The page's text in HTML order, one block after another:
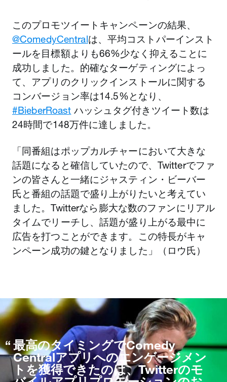
このプロモツイートキャンペーンの結果、
@ComedyCentralは、平均コストパーインスト
ールを目標額よりも66%少なく抑えることに
成功しました。的確なターゲティングによっ
て、アプリのクリックインストールに関する
コンバージョン率は14.5%となり、
#BieberRoast ハッシュタグ付きツイート数は
24時間で148万件に達しました。
「同番組はポップカルチャーにおいて大きな
話題になると確信していたので、Twitterでファ
ンの皆さんと一緒にジャスティン・ビーバー
氏と番組の話題で盛り上がりたいと考えてい
ました。Twitterなら膨大な数のファンにリアル
タイムでリーチし、話題が盛り上がる最中に
広告を打つことができます。この特長がキャ
ンペーン成功の鍵となりました」（ロウ氏）
最高のタイミングでComedy
Centralアプリへのエンゲージメン
トを獲得できたのは、Twitterのモ